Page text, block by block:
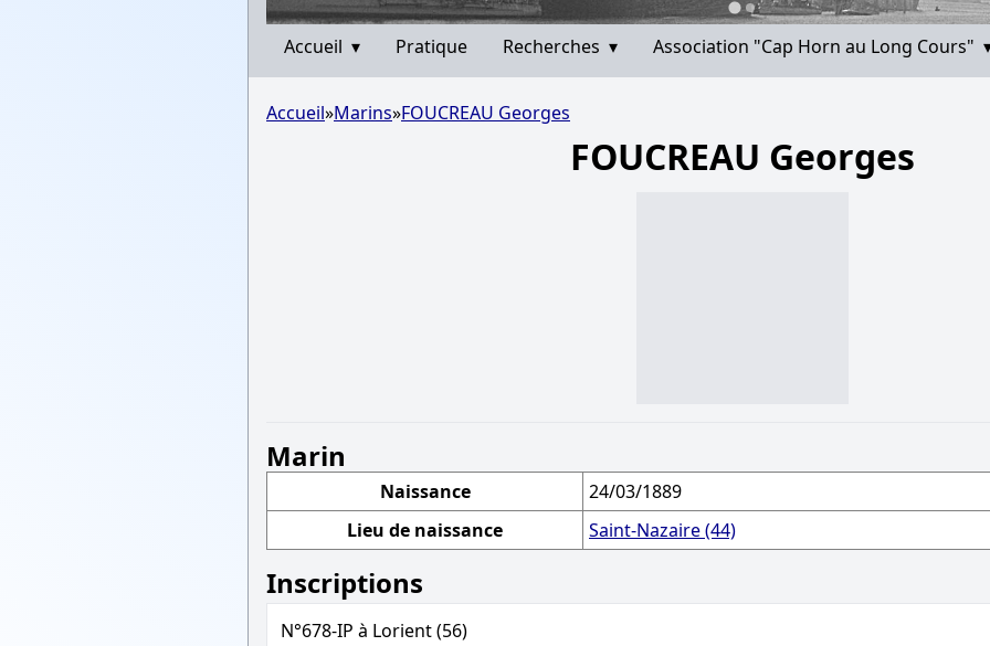
Accueil ▾ Pratique Recherches ▾ Association "Cap Horn au Long Cours"
Accueil»Marins»FOUCREAU Georges
FOUCREAU Georges
Marin
Naissance
24/03/1889
Lieu de naissance
Saint-Nazaire (44)
Inscriptions
N°678-IP à Lorient (56)